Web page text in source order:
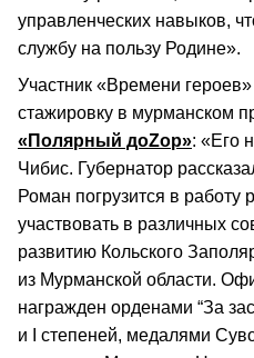
управленческих навыков,
службу на пользу Родине».
Участник «Времени
стажировку в мурманском
«Полярный доZор»: «Его
Чибис. Губернатор
Роман погрузится в работу
участвовать в различных
развитию Кольского
из Мурманской области.
награжден орденами “За
и I степеней, медалями